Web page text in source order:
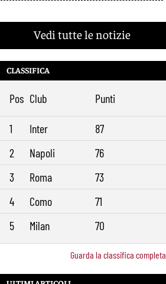
Vedi tutte le notizie
CLASSIFICA
Pos Club Punti
1 Inter
87
2
Napoli
76
3
Roma
73
4
Como
71
5
Milan 70
Guarda la classifica completa